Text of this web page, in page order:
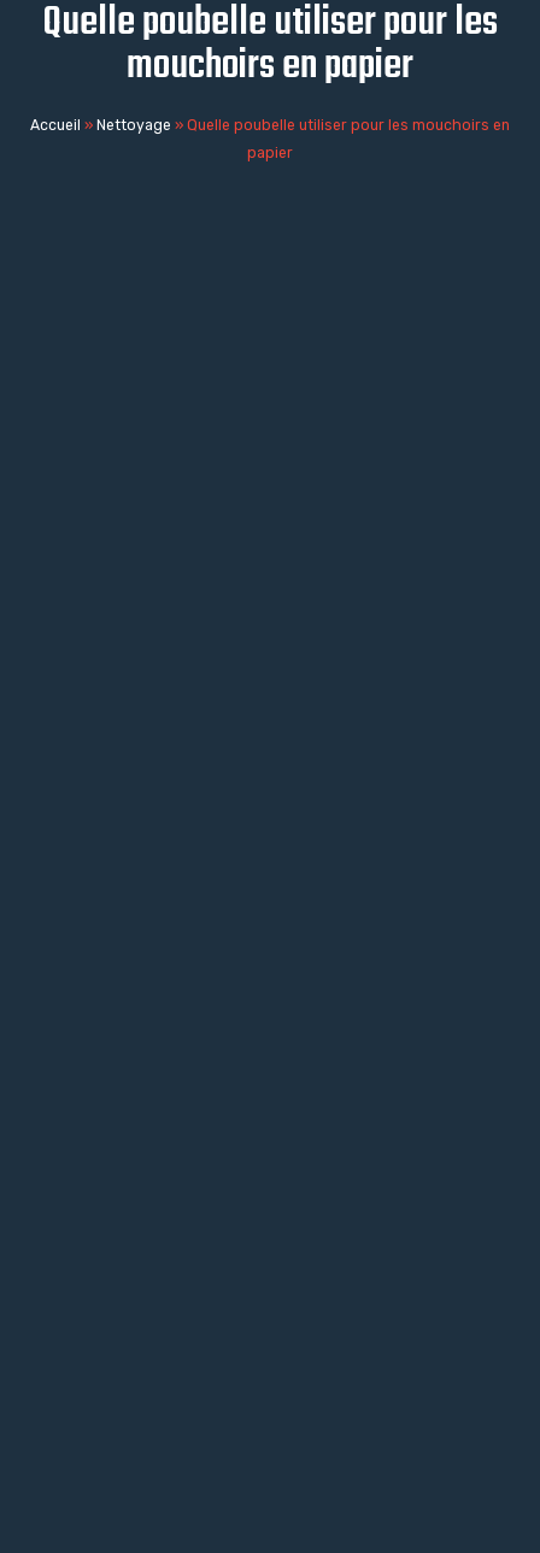
Quelle poubelle utiliser pour les
mouchoirs en papier
Accueil » Nettoyage » Quelle poubelle utiliser pour les mouchoirs en
papier